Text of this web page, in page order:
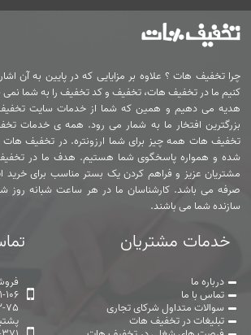
چرا تخفیف هات ؟ علاوه بر مزایایی که در پایین به آن
کنیم ما در تخفیف هات، تخفیف و کد تخفیف را به شما نمی
هدیه می دهیم و همین که شما از خدمات سایت
بزرگترین افتخار ما به شمار می رود. همه ی خدمات
تخفیف هات همه چیز برای شما ارزونتره. در تخفیف
شده و همواره پاسخگوی شما هستیم. هدف ما در
مشتریان عزیز و فراهم کردن یک بستر مناسب برای خرید
صرفه می باشد. کارشناسان ما در هر ساعت شبانه روز
سازنده شما می باشند.
خدمات مشتریان
درباره ما
تماس با ما
سوالات متداول شرکای تجاری
تبلیغات در تخفیف هات
106
75